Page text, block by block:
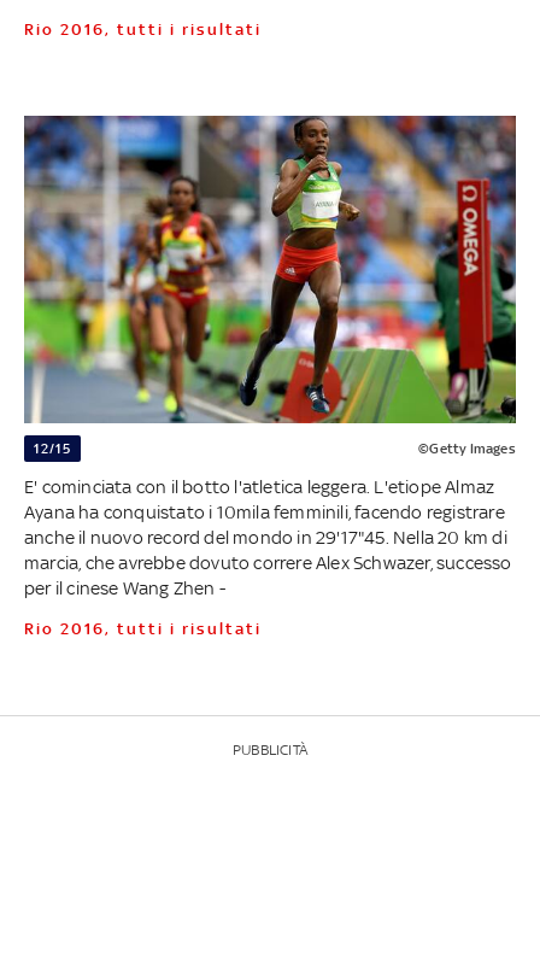
Rio 2016, tutti i risultati
12/15 ©Getty Images
E' cominciata con il botto l'atletica leggera. L'etiope Almaz
Ayana ha conquistato i 10mila femminili, facendo registrare
anche il nuovo record del mondo in 29'17"45. Nella 20 km di
marcia, che avrebbe dovuto correre Alex Schwazer, successo
per il cinese Wang Zhen -
Rio 2016, tutti i risultati
PUBBLICITÀ